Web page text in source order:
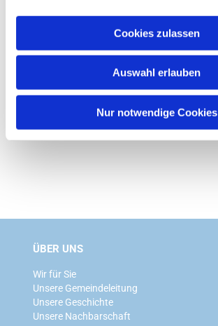
Cookies zulassen
Auswahl erlauben
Nur notwendige Cookies
ÜBER UNS
Wir für Sie
Unsere Gemeindeleitung
Unsere Geschichte
Unsere Nachbarschaft